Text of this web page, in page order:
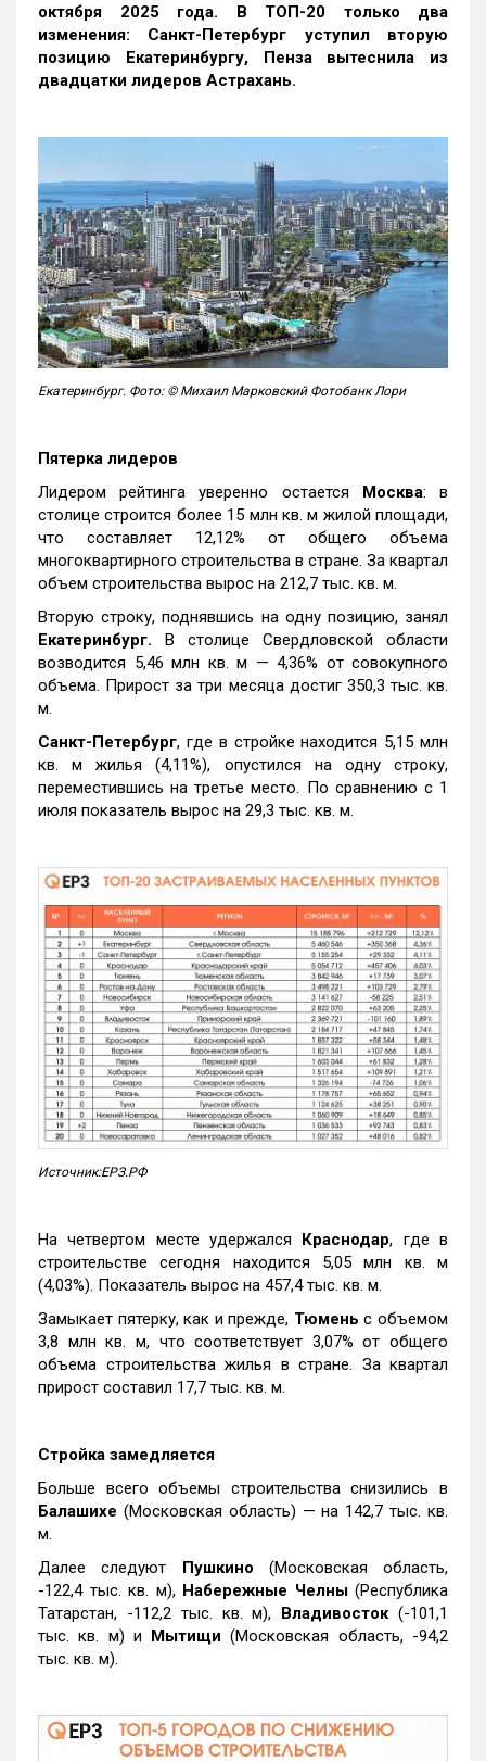
октября 2025 года. В ТОП-20 только два
изменения: Санкт-Петербург уступил вторую
позицию Екатеринбургу, Пенза вытеснила из
двадцатки лидеров Астрахань.
Екатеринбург. Фото: © Михаил Марковский Фотобанк Лори
Пятерка лидеров
Лидером рейтинга уверенно остается Москва: в
столице строится более 15 млн кв. м жилой площади,
что составляет 12,12% от общего объема
многоквартирного строительства в стране. За квартал
объем строительства вырос на 212,7 тыс. кв. м.
Вторую строку, поднявшись на одну позицию, занял
Екатеринбург. В столице Свердловской области
возводится 5,46 млн кв. м — 4,36% от совокупного
объема. Прирост за три месяца достиг 350,3 тыс. кв.
м.
Санкт-Петербург, где в стройке находится 5,15 млн
кв. м жилья (4,11%), опустился на одну строку,
переместившись на третье место. По сравнению с 1
июля показатель вырос на 29,3 тыс. кв. м.
Источник:ЕРЗ.РФ
На четвертом месте удержался Краснодар, где в
строительстве сегодня находится 5,05 млн кв. м
(4,03%). Показатель вырос на 457,4 тыс. кв. м.
Замыкает пятерку, как и прежде, Тюмень с объемом
3,8 млн кв. м, что соответствует 3,07% от общего
объема строительства жилья в стране. За квартал
прирост составил 17,7 тыс. кв. м.
Стройка замедляется
Больше всего объемы строительства снизились в
Балашихе (Московская область) — на 142,7 тыс. кв.
м.
Далее следуют Пушкино (Московская область,
-122,4 тыс. кв. м), Набережные Челны(Республика
Татарстан, -112,2 тыс. кв. м), Владивосток(-101,1
тыс. кв. м) и Мытищи (Московская область, -94,2
тыс. кв. м).